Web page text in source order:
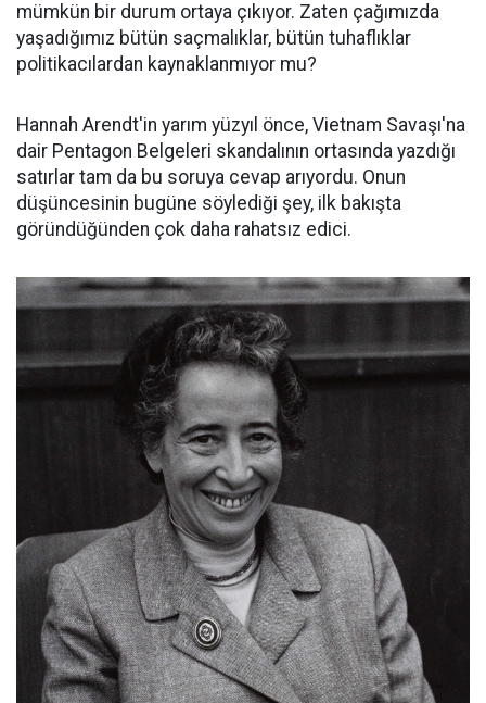
mümkün bir durum ortaya çıkıyor. Zaten çağımızda
yaşadığımız bütün saçmalıklar, bütün tuhaflıklar
politikacılardan kaynaklanmıyor mu?
Hannah Arendt'in yarım yüzyıl önce, Vietnam Savaşı'na
dair Pentagon Belgeleri skandalının ortasında yazdığı
satırlar tam da bu soruya cevap arıyordu. Onun
düşüncesinin bugüne söylediği şey, ilk bakışta
göründüğünden çok daha rahatsız edici.